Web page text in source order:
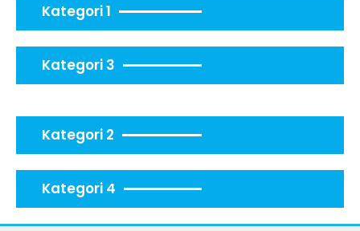
Kategori 1
Kategori 3
Kategori 2
Kategori 4